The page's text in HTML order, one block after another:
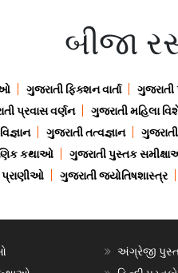
બીજા
ગુજરાતી ફિક્શન વાર્તા ગુજરાતી
પ્રવાસ વર્ણન ગુજરાતી મહિલા
ગુજરાતી તત્વજ્ઞાન
કથાઓ ગુજરાતી પુસ્તક
પ્રાણીઓ
ગુજરાતી જ્યોતિષશાસ્ત્ર
અંગ્રેજી